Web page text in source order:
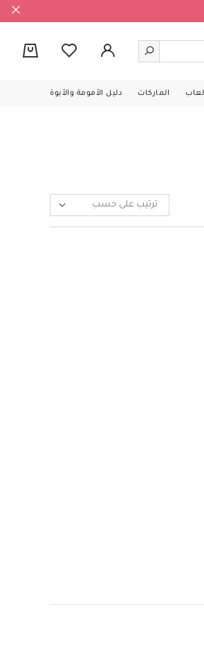
الماركات دليل الأمومة والأبوة
ترتيب على حسب